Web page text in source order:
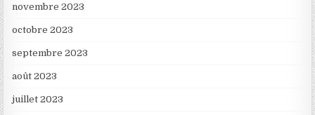
novembre 2023
octobre 2023
septembre 2023
août 2023
juillet 2023